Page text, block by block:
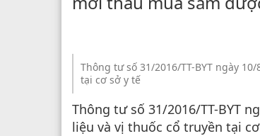
Thông tư số 31/2016/TT-BYT ngày
tại cơ sở y tế
Thông tư số 31/2016/TT-BYT
liệu và vị thuốc cổ truyền tại